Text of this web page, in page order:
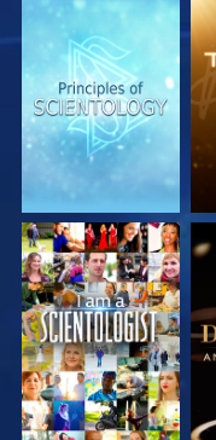
בדוק את הסדרה
צפה